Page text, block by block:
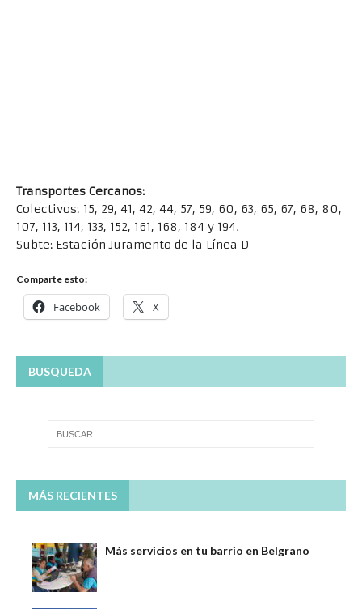
Transportes Cercanos:
Colectivos: 15, 29, 41, 42, 44, 57, 59, 60, 63, 65, 67, 68, 80,
107, 113, 114, 133, 152, 161, 168, 184 y 194.
Subte: Estación Juramento de la Línea D
Comparte esto:
Facebook X
BUSQUEDA
MÁS RECIENTES
Más servicios en tu barrio en Belgrano